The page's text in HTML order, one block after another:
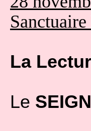
La
Le